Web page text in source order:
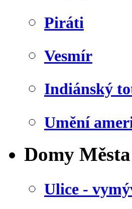
Piráti
Vesmír
Indiánský
Umění
Domy
Ulice -